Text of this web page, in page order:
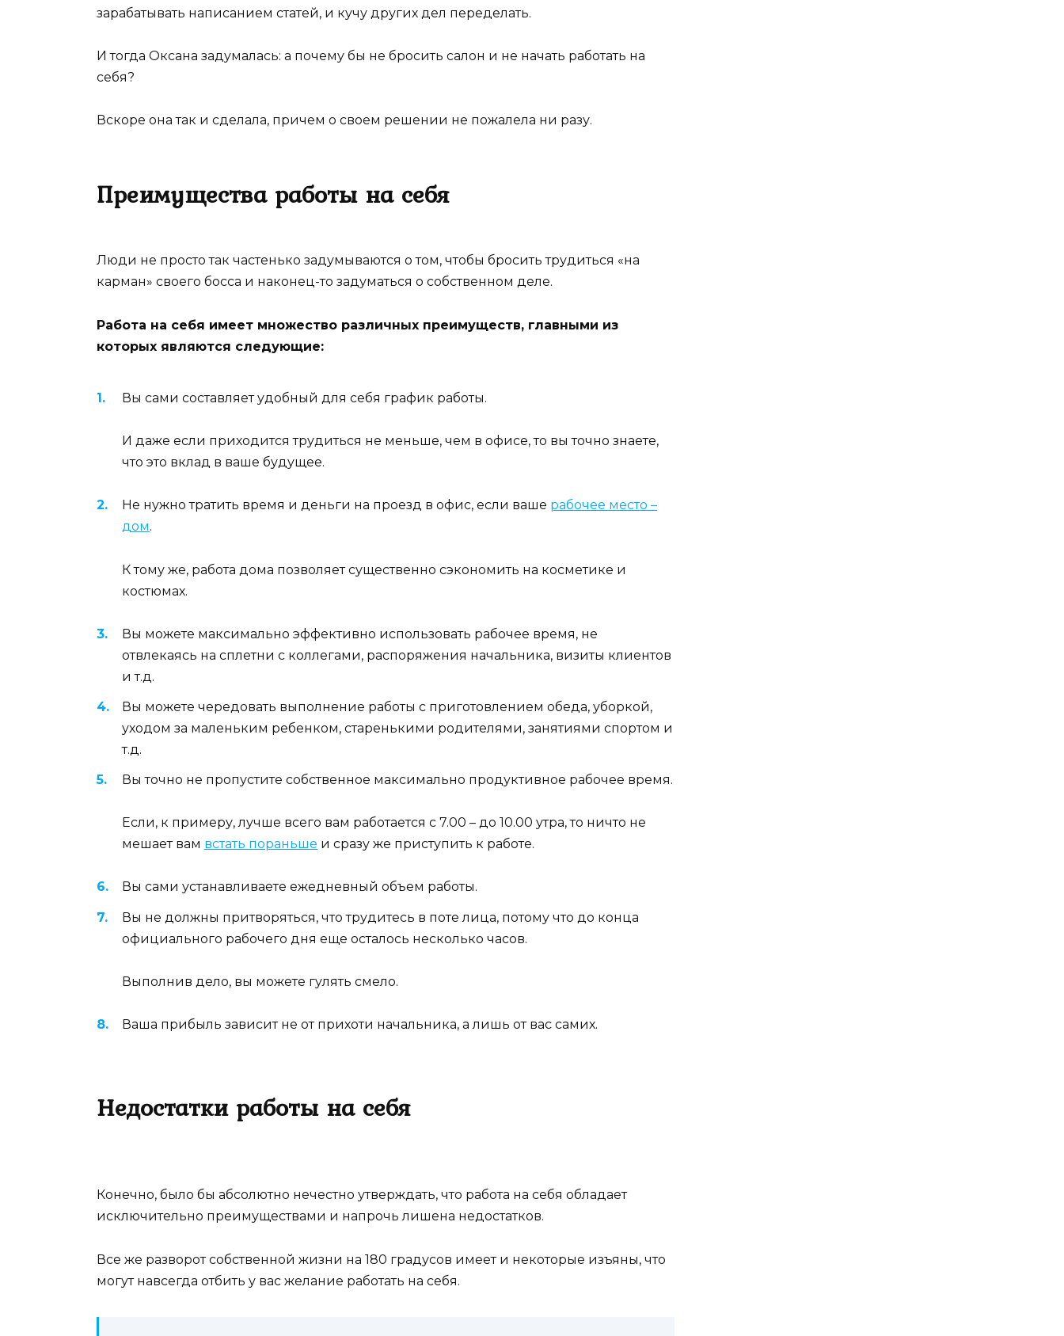
зарабатывать написанием статей, и кучу других дел переделать.
И тогда Оксана задумалась: а почему бы не бросить салон и не начать работать на
себя?
Вскоре она так и сделала, причем о своем решении не пожалела ни разу.
Преимущества работы на себя
Люди не просто так частенько задумываются о том, чтобы бросить трудиться «на
карман» своего босса и наконец-то задуматься о собственном деле.
Работа на себя имеет множество различных преимуществ, главными из
которых являются следующие:
Вы сами составляет удобный для себя график работы.
И даже если приходится трудиться не меньше, чем в офисе, то вы точно знаете,
что это вклад в ваше будущее.
Не нужно тратить время и деньги на проезд в офис, если ваше рабочее место –
дом.
К тому же, работа дома позволяет существенно сэкономить на косметике и
костюмах.
Вы можете максимально эффективно использовать рабочее время, не
отвлекаясь на сплетни с коллегами, распоряжения начальника, визиты клиентов
и т.д.
Вы можете чередовать выполнение работы с приготовлением обеда, уборкой,
уходом за маленьким ребенком, старенькими родителями, занятиями спортом и
т.д.
Вы точно не пропустите собственное максимально продуктивное рабочее время.
Если, к примеру, лучше всего вам работается с 7.00 – до 10.00 утра, то ничто не
мешает вам встать пораньше и сразу же приступить к работе.
Вы сами устанавливаете ежедневный объем работы.
Вы не должны притворяться, что трудитесь в поте лица, потому что до конца
официального рабочего дня еще осталось несколько часов.
Выполнив дело, вы можете гулять смело.
Ваша прибыль зависит не от прихоти начальника, а лишь от вас самих.
Недостатки работы на себя
Конечно, было бы абсолютно нечестно утверждать, что работа на себя обладает
исключительно преимуществами и напрочь лишена недостатков.
Все же разворот собственной жизни на 180 градусов имеет и некоторые изъяны, что
могут навсегда отбить у вас желание работать на себя.